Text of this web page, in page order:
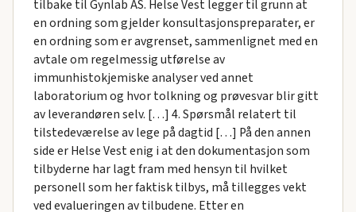
tilbake til Gynlab AS. Helse Vest legger til grunn at
en ordning som gjelder konsultasjonspreparater, er
en ordning som er avgrenset, sammenlignet med en
avtale om regelmessig utførelse av
immunhistokjemiske analyser ved annet
laboratorium og hvor tolkning og prøvesvar blir gitt
av leverandøren selv. […] 4. Spørsmål relatert til
tilstedeværelse av lege på dagtid […] På den annen
side er Helse Vest enig i at den dokumentasjon som
tilbyderne har lagt fram med hensyn til hvilket
personell som her faktisk tilbys, må tillegges vekt
ved evalueringen av tilbudene. Etter en